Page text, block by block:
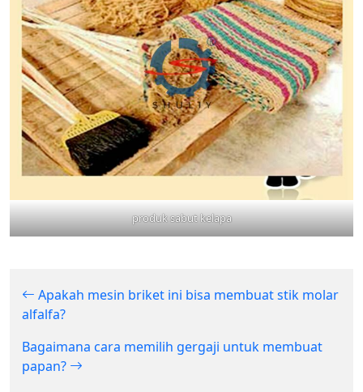
produk sabut kelapa
Apakah mesin briket ini bisa membuat stik molar
alfalfa?
Bagaimana cara memilih gergaji untuk membuat
papan?